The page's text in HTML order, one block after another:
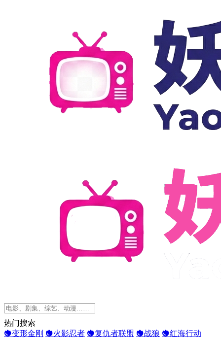
热门搜索
变形金刚
火影忍者 复仇者联盟 战狼 红海行动